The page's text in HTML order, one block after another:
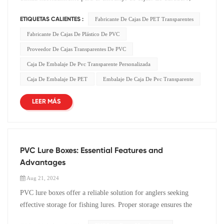
ETIQUETAS CALIENTES : Fabricante De Cajas De PET Transparentes
Fabricante De Cajas De Plástico De PVC
Proveedor De Cajas Transparentes De PVC
Caja De Embalaje De Pvc Transparente Personalizada
Caja De Embalaje De PET Embalaje De Caja De Pvc Transparente
LEER MÁS
PVC Lure Boxes: Essential Features and
Advantages
Aug 21, 2024
PVC lure boxes offer a reliable solution for anglers seeking
effective storage for fishing lures. Proper storage ensures the